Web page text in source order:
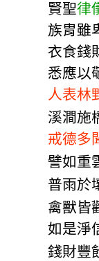
賢聖律
族胄雖
衣食錢
悉應以
人表林
溪澗施
戒德
譬如重
普雨於
禽獸皆
如是淨
錢財豐